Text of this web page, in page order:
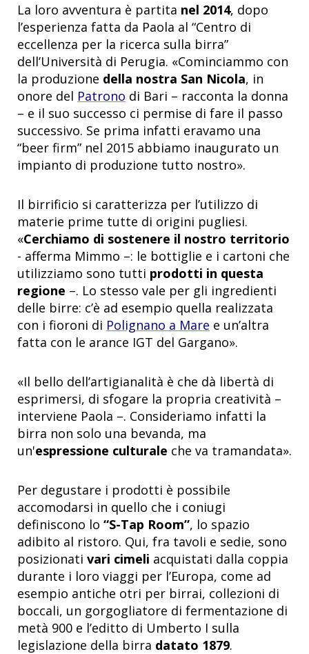
La loro avventura è partita nel 2014, dopo
l’esperienza fatta da Paola al “Centro di
eccellenza per la ricerca sulla birra”
dell’Università di Perugia. «Cominciammo con
la produzione della nostra San Nicola, in
onore del Patrono di Bari – racconta la donna
– e il suo successo ci permise di fare il passo
successivo. Se prima infatti eravamo una
“beer firm” nel 2015 abbiamo inaugurato un
impianto di produzione tutto nostro».
Il birrificio si caratterizza per l’utilizzo di
materie prime tutte di origini pugliesi.
«Cerchiamo di sostenere il nostro territorio
- afferma Mimmo –: le bottiglie e i cartoni che
utilizziamo sono tutti prodotti in questa
regione –. Lo stesso vale per gli ingredienti
delle birre: c’è ad esempio quella realizzata
con i fioroni di Polignano a Mare e un’altra
fatta con le arance IGT del Gargano».
«Il bello dell’artigianalità è che dà libertà di
esprimersi, di sfogare la propria creatività –
interviene Paola –. Consideriamo infatti la
birra non solo una bevanda, ma
un'espressione culturale che va tramandata».
Per degustare i prodotti è possibile
accomodarsi in quello che i coniugi
definiscono lo “S-Tap Room”, lo spazio
adibito al ristoro. Qui, fra tavoli e sedie, sono
posizionati vari cimeli acquistati dalla coppia
durante i loro viaggi per l’Europa, come ad
esempio antiche otri per birrai, collezioni di
boccali, un gorgogliatore di fermentazione di
metà 900 e l’editto di Umberto I sulla
legislazione della birra datato 1879.